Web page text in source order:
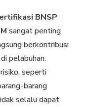
BNSP
sangat penting
berkontribusi
pelabuhan.
seperti
barang
selalu dapat